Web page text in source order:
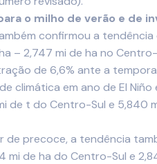
o milho de verão e de
confirmou a
– 2,747 mi de ha no
de 6,6% ante a
climática em ano de El
de t do Centro-Sul e 5,840
precoce, a tendência
mi de ha do Centro-Sul e